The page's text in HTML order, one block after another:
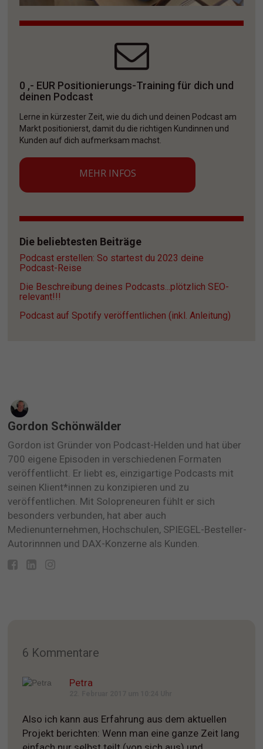
0 ,- EUR Positionierungs-Training für dich und
deinen Podcast
Lerne in kürzester Zeit, wie du dich und deinen Podcast am
Markt positionierst, damit du die richtigen Kundinnen und
Kunden auf dich aufmerksam machst.
MEHR INFOS
Die beliebtesten Beiträge
Podcast erstellen: So startest du 2023 deine
Podcast-Reise
Die Beschreibung deines Podcasts...plötzlich SEO-
relevant!!!
Podcast auf Spotify veröffentlichen (inkl. Anleitung)
Gordon Schönwälder
Gordon ist Gründer von Podcast-Helden und hat über
700 eigene Episoden in verschiedenen Formaten
veröffentlicht. Er liebt es, einzigartige Podcasts mit
seinen Klient*innen zu konzipieren und zu
veröffentlichen. Mit Solopreneuren fühlt er sich
besonders verbunden, hat aber auch
Medienunternehmen, Hochschulen, SPIEGEL-Besteller-
Autorinnnen und DAX-Konzerne als Kunden.
6 Kommentare
Petra
Also ich kann aus Erfahrung aus dem aktuellen
Projekt berichten: Wenn man eine ganze Zeit lang